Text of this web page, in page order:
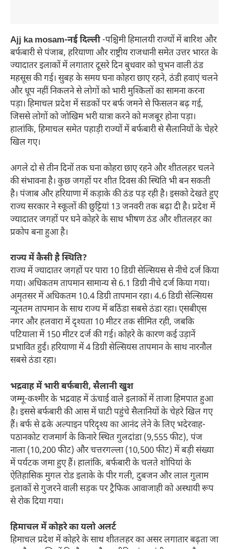
Ajj ka mosam-नई दिल्ली-पश्चिमी हिमालयी राज्यों में बारिश और
बर्फबारी से पंजाब, हरियाणा और राष्ट्रीय राजधानी समेत उत्तर भारत के
ज्यादातर इलाकों में लगातार दूसरे दिन बुधवार को चुभन वाली ठंड
महसूस की गई। सुबह के समय घना कोहरा छाए रहने, ठंडी हवाएं चलने
और धूप नहीं निकलने से लोगों को भारी मुश्किलों का सामना करना
पड़ा। हिमाचल प्रदेश में सडकों पर बर्फ जमने से फिसलन बढ़ गई,
जिससे लोगों को जोखिम भरी यात्रा करने को मजबूर होना पड़ा।
हालांकि, हिमाचल समेत पहाड़ी राज्यों में बर्फबारी से सैलानियों के चेहरे
खिल गए।
अगले दो से तीन दिनों तक घना कोहरा छाए रहने और शीतलहर चलने
की संभावना है। कुछ जगहों पर शीत दिवस की स्थिति भी बन सकती
है। पंजाब और हरियाणा में कड़ाके की ठंड पड़ रही है। इसको देखते हुए
राज्य सरकार ने स्कूलों की छुट्टियां 13 जनवरी तक बढ़ा दी है। प्रदेश में
ज्यादातर जगहों पर घने कोहरे के साथ भीषण ठंड और शीतलहर का
प्रकोप बना हुआ है।
राज्य में कैसी है स्थिति?
राज्य में ज्यादातर जगहों पर पारा 10 डिग्री सेल्सियस से नीचे दर्ज किया
गया। अधिकतम तापमान सामान्य से 6.1 डिग्री नीचे दर्ज किया गया।
अमृतसर में अधिकतम 10.4 डिग्री तापमान रहा। 4.6 डिग्री सेल्सियस
न्यूनतम तापमान के साथ राज्य में बठिंडा सबसे ठंडा रहा। एसबीएस
नगर और हलवारा में दृश्यता 10 मीटर तक सीमित रही, जबकि
पटियाला में 150 मीटर दर्ज की गई। कोहरे के कारण कई उड़ानें
प्रभावित हुईं। हरियाणा में 4 डिग्री सेल्सियस तापमान के साथ नारनौल
सबसे ठंडा रहा।
भद्रवाह में भारी बर्फबारी, सैलानी खुश
जम्मू-कश्मीर के भद्रवाह में ऊंचाई वाले इलाकों में ताजा हिमपात हुआ
है। इससे बर्फबारी की आस में घाटी पहुंचे सैलानियों के चेहरे खिल गए
हैं। बर्फ से ढके अल्पाइन परिदृश्य का आनंद लेने के लिए भदेरवाह-
पठानकोट राजमार्ग के किनारे स्थित गुलदांडा (9,555 फीट), पंज
नाला (10,200 फीट) और चत्तरगल्ला (10,500 फीट) में बड़ी संख्या
में पर्यटक जमा हुए हैं। हालांकि, बर्फबारी के चलते शोपियां के
ऐतिहासिक मुगल रोड इलाके के पीर गली, दुबजन और लाल गुलाम
इलाकों से गुजरने वाली सड़क पर ट्रैफिक आवाजाही को अस्थायी रूप
से रोक दिया गया।
हिमाचल में कोहरे का यलो अलर्ट
हिमाचल प्रदेश में कोहरे के साथ शीतलहर का असर लगातार बढ़ता जा